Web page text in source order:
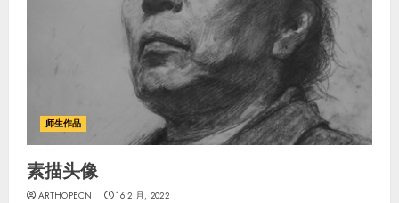
师生作品
素描头像
ARTHOPECN 16 2 月, 2022